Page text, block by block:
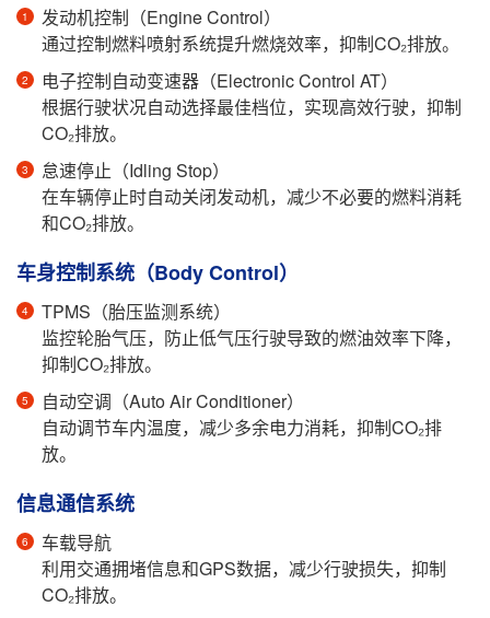
发动机控制（Engine Control）
通过控制燃料喷射系统提升燃烧效率，抑制CO₂排放。
电子控制自动变速器（Electronic Control AT）
根据行驶状况自动选择最佳档位，实现高效行驶，抑制
CO₂排放。
怠速停止（Idling Stop）
在车辆停止时自动关闭发动机，减少不必要的燃料消耗
和CO₂排放。
车身控制系统（Body Control）
TPMS（胎压监测系统）
监控轮胎气压，防止低气压行驶导致的燃油效率下降，
抑制CO₂排放。
自动空调（Auto Air Conditioner）
自动调节车内温度，减少多余电力消耗，抑制CO₂排
放。
信息通信系统
车载导航
利用交通拥堵信息和GPS数据，减少行驶损失，抑制
CO₂排放。